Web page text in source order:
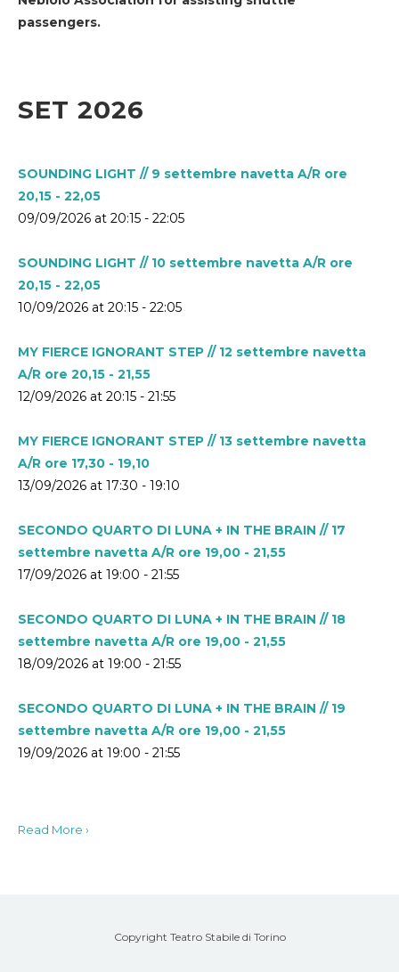
passengers.
SET 2026
SOUNDING LIGHT // 9 settembre navetta A/R ore
20,15 - 22,05
09/09/2026 at 20:15 - 22:05
SOUNDING LIGHT // 10 settembre navetta A/R ore
20,15 - 22,05
10/09/2026 at 20:15 - 22:05
MY FIERCE IGNORANT STEP // 12 settembre navetta
A/R ore 20,15 - 21,55
12/09/2026 at 20:15 - 21:55
MY FIERCE IGNORANT STEP // 13 settembre navetta
A/R ore 17,30 - 19,10
13/09/2026 at 17:30 - 19:10
SECONDO QUARTO DI LUNA + IN THE BRAIN // 17
settembre navetta A/R ore 19,00 - 21,55
17/09/2026 at 19:00 - 21:55
SECONDO QUARTO DI LUNA + IN THE BRAIN // 18
settembre navetta A/R ore 19,00 - 21,55
18/09/2026 at 19:00 - 21:55
SECONDO QUARTO DI LUNA + IN THE BRAIN // 19
settembre navetta A/R ore 19,00 - 21,55
19/09/2026 at 19:00 - 21:55
Read More ›
Copyright Teatro Stabile di Torino